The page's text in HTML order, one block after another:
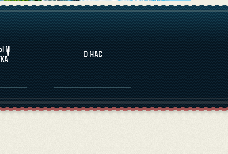
И
О НАС